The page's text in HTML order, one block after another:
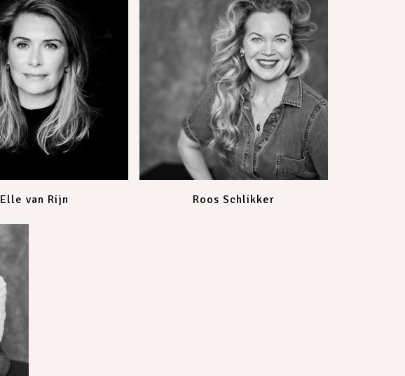
Elle van Rijn Roos Schlikker